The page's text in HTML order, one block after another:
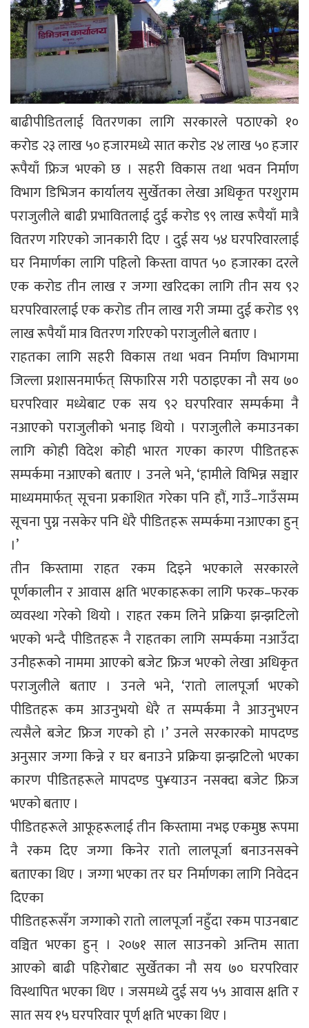
बाढीपीडितलाई वितरणका लागि सरकारले पठाएको १०
करोड २३ लाख ५० हजारमध्ये सात करोड २४ लाख ५० हजार
रूपैयाँ फ्रिज भएको छ । सहरी विकास तथा भवन निर्माण
विभाग डिभिजन कार्यालय सुर्खेतका लेखा अधिकृत परशुराम
पराजुलीले बाढी प्रभावितलाई दुई करोड ९९ लाख रूपैयाँ मात्रै
वितरण गरिएको जानकारी दिए । दुई सय ५४ घरपरिवारलाई
घर निमार्णका लागि पहिलो किस्ता वापत ५० हजारका दरले
एक करोड तीन लाख र जग्गा खरिदका लागि तीन सय ९२
घरपरिवारलाई एक करोड तीन लाख गरी जम्मा दुई करोड ९९
लाख रूपैयाँ मात्र वितरण गरिएको पराजुलीले बताए ।
राहतका लागि सहरी विकास तथा भवन निर्माण विभागमा
जिल्ला प्रशासनमार्फत् सिफारिस गरी पठाइएका नौ सय ७०
घरपरिवार मध्येबाट एक सय ९२ घरपरिवार सम्पर्कमा नै
नआएको पराजुलीको भनाइ थियो । पराजुलीले कमाउनका
लागि कोही विदेश कोही भारत गएका कारण पीडितहरू
सम्पर्कमा नआएको बताए । उनले भने, ‘हामीले विभिन्न सञ्चार
माध्यममार्फत् सूचना प्रकाशित गरेका पनि हौं, गाउँ–गाउँसम्म
सूचना पुग्न नसकेर पनि धेरै पीडितहरू सम्पर्कमा नआएका हुन्
।’
तीन किस्तामा राहत रकम दिइने भएकाले सरकारले
पूर्णकालीन र आवास क्षति भएकाहरूका लागि फरक–फरक
व्यवस्था गरेको थियो । राहत रकम लिने प्रक्रिया झन्झटिलो
भएको भन्दै पीडितहरू नै राहतका लागि सम्पर्कमा नआउँदा
उनीहरूको नाममा आएको बजेट फ्रिज भएको लेखा अधिकृत
पराजुलीले बताए । उनले भने, ‘रातो लालपूर्जा भएको
पीडितहरू कम आउनुभयो धेरै त सम्पर्कमा नै आउनुभएन
त्यसैले बजेट फ्रिज गएको हो ।’ उनले सरकारको मापदण्ड
अनुसार जग्गा किन्ने र घर बनाउने प्रक्रिया झन्झटिलो भएका
कारण पीडितहरूले मापदण्ड पु¥याउन नसक्दा बजेट फ्रिज
भएको बताए ।
पीडितहरूले आफूहरूलाई तीन किस्तामा नभइ एकमुष्ठ रूपमा
नै रकम दिए जग्गा किनेर रातो लालपूर्जा बनाउनसक्ने
बताएका थिए । जग्गा भएका तर घर निर्माणका लागि निवेदन
दिएका
पीडितहरूसँग जग्गाको रातो लालपूर्जा नहुँदा रकम पाउनबाट
वञ्चित भएका हुन् । २०७१ साल साउनको अन्तिम साता
आएको बाढी पहिरोबाट सुर्खेतका नौ सय ७० घरपरिवार
विस्थापित भएका थिए । जसमध्ये दुई सय ५५ आवास क्षति र
सात सय १५ घरपरिवार पूर्ण क्षति भएका थिए ।